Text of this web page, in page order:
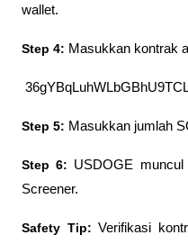
wallet.
Step 4: Masukkan kontrak
Step 5: Masukkan jumlah
Step 6: USDOGE
Screener.
Safety Tip: Verifikasi